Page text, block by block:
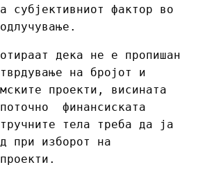
субјективниот фактор во
дека не е пропишан
на бројот и
проекти, висината
финансиската
тела треба да ја
при изборот на